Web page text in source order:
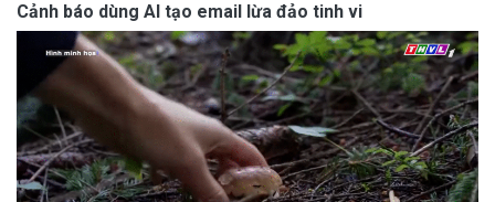
Cảnh báo dùng AI tạo email lừa đảo tinh vi